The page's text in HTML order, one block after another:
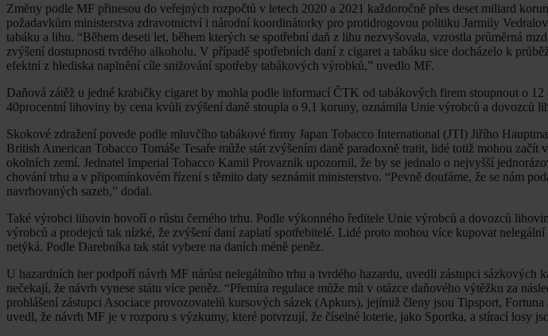
Změny podle MF přinesou do veřejných rozpočtů v letech 2020 a 2021 každoročně přes deset miliard
požadavkům ministerstva zdravotnictví i národní koordinátorky pro protidrogovou politiku Jarmily
tabáku a lihu. “Během deseti let, během kterých se spotřební daň z lihu nezvyšovala, vzrostla průměrná
zvýšení dostupnosti tvrdého alkoholu. V případě spotřebních daní z cigaret a tabáku sice docházelo k
efektní z hlediska naplnění cíle snižování spotřeby tabákových výrobků,” uvedlo MF.
Daňová zátěž u jedné krabičky cigaret by mohla podle informací ČTK od tabákových firem stoupnout o
40procentní lihoviny by cena kvůli zvýšení daně stoupla o 9,1 koruny, oznámila Unie výrobců a dovozců
Skokové zdražení povede podle mluvčího tabákové firmy Japan Tobacco International (JTI) Jiřího
British American Tobacco Tomáše Tesaře může stát zvýšením daně paradoxně tratit, lidé totiž mohou začít
okolních zemí. Jednatel Imperial Tobacco Kamil Provazník upozornil, že by se jednalo o nejvyšší
chování trhu a v připomínkovém řízení s těmito daty seznámit ministerstvo. “Pevně doufáme, že se nám
navrhovaných sazeb,” dodal.
Také výrobci lihovin hovoří o růstu černého trhu. Podle výkonného ředitele Unie výrobců a dovozců
výrobců a prodejců tak nízké, že zvýšení daní zaplatí spotřebitelé. Lidé proto mohou více kupovat
netýká. Podle Darebníka tak stát vybere na daních méně peněz.
U hazardních her podpoří návrh MF nárůst nelegálního trhu a tvrdého hazardu, uvedli zástupci sázkových
nečekají, že návrh vynese státu více peněz. “Přemíra regulace může mít v otázce daňového výtěžku za
prohlášení zástupci Asociace provozovatelů kursových sázek (Apkurs), jejímiž členy jsou Tipsport,
uvedl, že návrh MF je v rozporu s výzkumy, které potvrzují, že číselné loterie, jako Sportka, a stírací losy